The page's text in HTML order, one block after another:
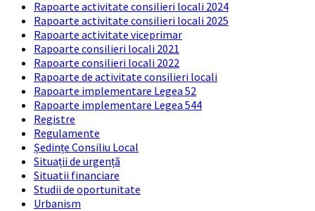
Rapoarte activitate consilieri locali 2024
Rapoarte activitate consilieri locali 2025
Rapoarte activitate viceprimar
Rapoarte consilieri locali 2021
Rapoarte consilieri locali 2022
Rapoarte de activitate consilieri locali
Rapoarte implementare Legea 52
Rapoarte implementare Legea 544
Registre
Regulamente
Ședințe Consiliu Local
Situații de urgență
Situatii financiare
Studii de oportunitate
Urbanism